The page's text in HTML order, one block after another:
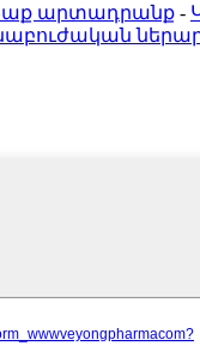
արտադրանք -